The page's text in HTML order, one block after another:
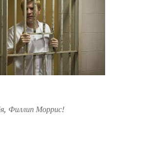
Филлип Моррис!